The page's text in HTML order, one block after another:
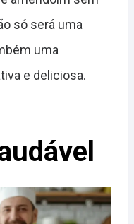
só será uma
uma
e deliciosa.